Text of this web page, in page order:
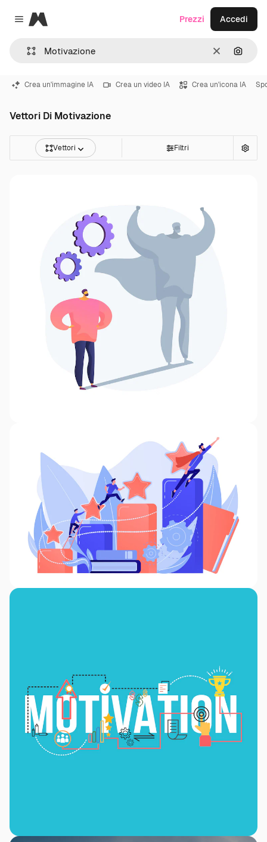
Close menu
Magnific
CancellaCerca
Prezzi Accedi
Crea un'immagine IA Crea un video IA Crea un'icona IA
Vettori Di Motivazione
Vettori Filtri